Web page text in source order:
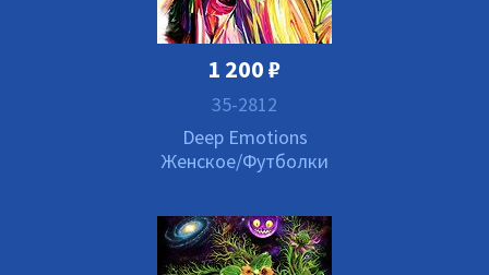
1 200₽
35-2812
Deep Emotions
Женское/Футболки